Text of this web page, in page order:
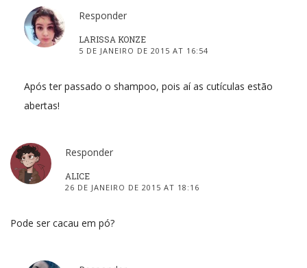
Responder
LARISSA KONZE
5 DE JANEIRO DE 2015 AT 16:54
Após ter passado o shampoo, pois aí as cutículas estão
abertas!
Responder
ALICE
26 DE JANEIRO DE 2015 AT 18:16
Pode ser cacau em pó?